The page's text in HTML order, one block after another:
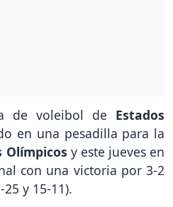
de voleibol de Estados
en una pesadilla para la
Olímpicos y este jueves en
con una victoria por 3-2
y 15-11).